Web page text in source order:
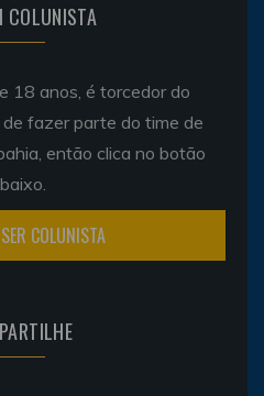
COLUNISTA
18 anos, é torcedor do
fazer parte do time de
então clica no botão
COLUNISTA